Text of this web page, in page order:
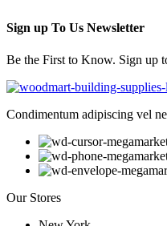
Sign up To Us Newsletter
Be the First to Know. Sign up
Condimentum adipiscing vel
Our Stores